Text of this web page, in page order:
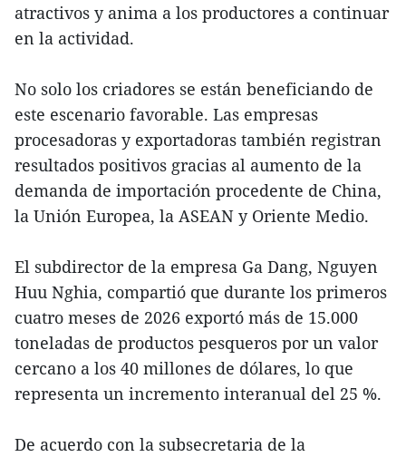
atractivos y anima a los productores a continuar
en la actividad.
No solo los criadores se están beneficiando de
este escenario favorable. Las empresas
procesadoras y exportadoras también registran
resultados positivos gracias al aumento de la
demanda de importación procedente de China,
la Unión Europea, la ASEAN y Oriente Medio.
El subdirector de la empresa Ga Dang, Nguyen
Huu Nghia, compartió que durante los primeros
cuatro meses de 2026 exportó más de 15.000
toneladas de productos pesqueros por un valor
cercano a los 40 millones de dólares, lo que
representa un incremento interanual del 25 %.
De acuerdo con la subsecretaria de la